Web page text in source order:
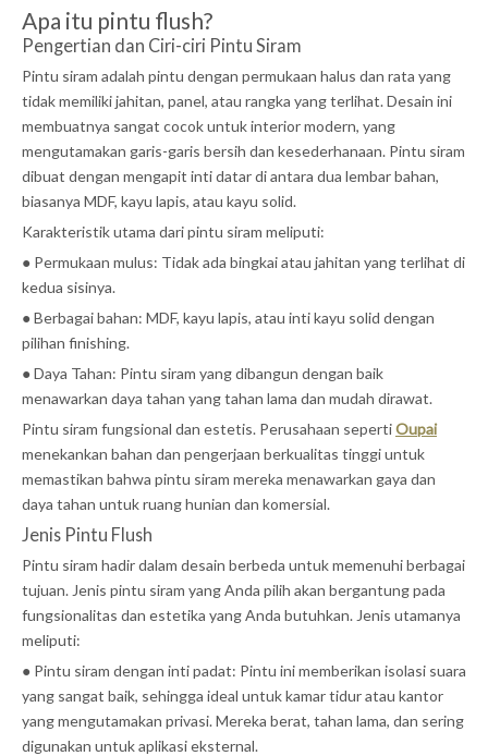
Apa itu pintu flush?
Pengertian dan Ciri-ciri Pintu Siram
Pintu siram adalah pintu dengan permukaan halus dan rata yang
tidak memiliki jahitan, panel, atau rangka yang terlihat. Desain ini
membuatnya sangat cocok untuk interior modern, yang
mengutamakan garis-garis bersih dan kesederhanaan. Pintu siram
dibuat dengan mengapit inti datar di antara dua lembar bahan,
biasanya MDF, kayu lapis, atau kayu solid.
Karakteristik utama dari pintu siram meliputi:
● Permukaan mulus: Tidak ada bingkai atau jahitan yang terlihat di
kedua sisinya.
● Berbagai bahan: MDF, kayu lapis, atau inti kayu solid dengan
pilihan finishing.
● Daya Tahan: Pintu siram yang dibangun dengan baik
menawarkan daya tahan yang tahan lama dan mudah dirawat.
Pintu siram fungsional dan estetis. Perusahaan sepertiOupai
menekankan bahan dan pengerjaan berkualitas tinggi untuk
memastikan bahwa pintu siram mereka menawarkan gaya dan
daya tahan untuk ruang hunian dan komersial.
Jenis Pintu Flush
Pintu siram hadir dalam desain berbeda untuk memenuhi berbagai
tujuan. Jenis pintu siram yang Anda pilih akan bergantung pada
fungsionalitas dan estetika yang Anda butuhkan. Jenis utamanya
meliputi:
● Pintu siram dengan inti padat: Pintu ini memberikan isolasi suara
yang sangat baik, sehingga ideal untuk kamar tidur atau kantor
yang mengutamakan privasi. Mereka berat, tahan lama, dan sering
digunakan untuk aplikasi eksternal.